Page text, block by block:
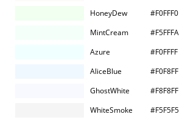
HoneyDew
#F0FFF0
MintCream
#F5FFFA
Azure
#F0FFFF
AliceBlue
#F0F8FF
GhostWhite
#F8F8FF
WhiteSmoke
#F5F5F5